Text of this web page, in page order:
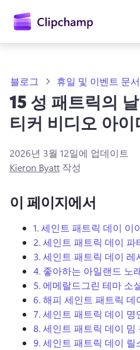
로
로그인
무료 체험하기
블로그 휴일 및 이벤트 문서
15 성 패트릭의
티커 비디오 아이
2026년 3월 12일에 업데이트
Kieron Byatt 작성
이 페이지에서
1.세인트 패트릭 데이 이
2.세인트 패트릭 데이 파
3.세인트 패트릭 데이 레
4. 좋아하는 아일랜드 노
5. 에메랄드그린 테마 소
6.해피 세인트 패트릭 데
7.세인트 패트릭 데이 명
8.세인트 패트릭 데이 밈
9.세인트 패트릭 데이 릴